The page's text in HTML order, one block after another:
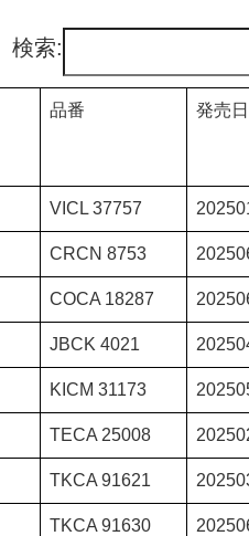
検索:
品番 発売日
VICL 37757
CRCN 8753
COCA 18287
JBCK 4021
KICM 31173
TECA 25008
TKCA 91621
TKCA 91630